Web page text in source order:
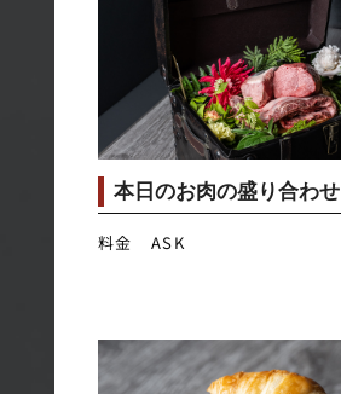
本日のお肉の盛り合わせ
料金 ASK